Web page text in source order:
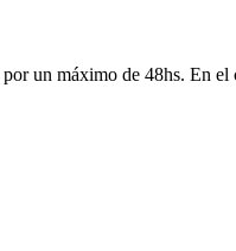
un máximo de 48hs. En